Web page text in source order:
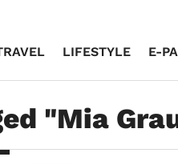
LIFESTYLE E-
"Mia